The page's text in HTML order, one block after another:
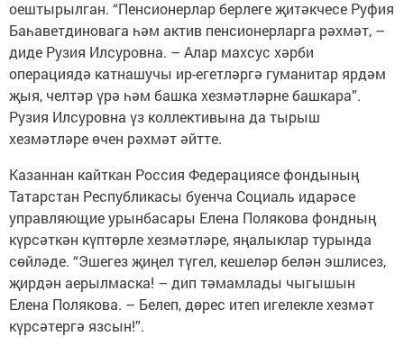
оештырылган. “Пенсионерлар берлеге җитәкчесе Руфия
Баһаветдиновага һәм актив пенсионерларга рәхмәт, –
диде Рузия Илсуровна. – Алар махсус хәрби
операциядә катнашучы ир-егетләргә гуманитар ярдәм
җыя, челтәр үрә һәм башка хезмәтләрне башкара”.
Рузия Илсуровна үз коллективына да тырыш
хезмәтләре өчен рәхмәт әйтте.
Казаннан кайткан Россия Федерациясе фондының
Татарстан Республикасы буенча Социаль идарәсе
управляющие урынбасары Елена Полякова фондның
күрсәткән күптөрле хезмәтләре, яңалыклар турында
сөйләде. “Эшегез җиңел түгел, кешеләр белән эшлисез,
җирдән аерылмаска! – дип тәмамлады чыгышын
Елена Полякова. – Белеп, дөрес итеп игелекле хезмәт
күрсәтергә язсын!”.